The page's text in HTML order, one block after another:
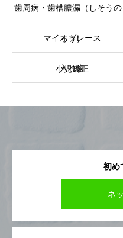
歯周病・歯槽膿漏（しそうの
ろう）
マイオブレース
小児矯正
入れ歯
初め
ネ